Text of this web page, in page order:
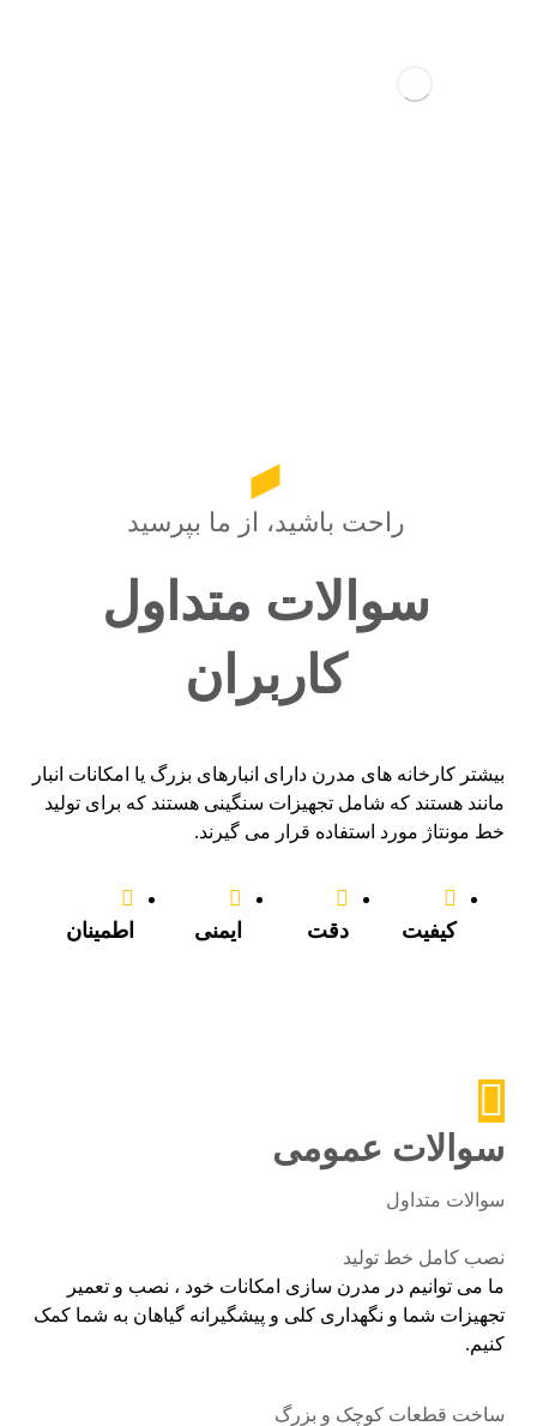
راحت باشید، از ما بپرسید
سوالات متداول
کاربران
بیشتر کارخانه های مدرن دارای انبارهای بزرگ یا امکانات انبار
مانند هستند که شامل تجهیزات سنگینی هستند که برای تولید
خط مونتاژ مورد استفاده قرار می گیرند.
کیفیت دقت ایمنی اطمینان
سوالات عمومی
سوالات متداول
نصب کامل خط تولید
ما می توانیم در مدرن سازی امکانات خود ، نصب و تعمیر
تجهیزات شما و نگهداری کلی و پیشگیرانه گیاهان به شما کمک
کنیم.
ساخت قطعات کوچک و بزرگ